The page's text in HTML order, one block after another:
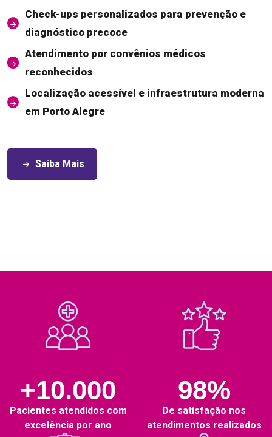
Check-ups personalizados para prevenção e
diagnóstico precoce
Atendimento por convênios médicos
reconhecidos
Localização acessível e infraestrutura moderna
em Porto Alegre
Saiba Mais
+10.000
Pacientes atendidos com
excelência por ano
98%
De satisfação nos
atendimentos realizados